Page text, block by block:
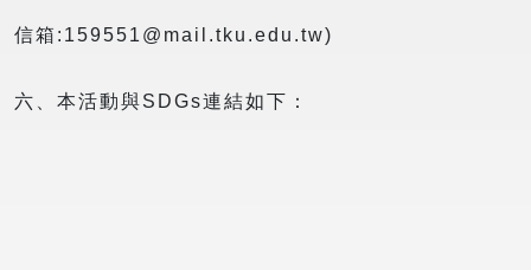
信箱:159551@mail.tku.edu.tw)
六、本活動與SDGs連結如下：